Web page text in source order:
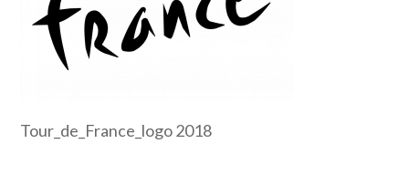
Tour_de_France_logo 2018